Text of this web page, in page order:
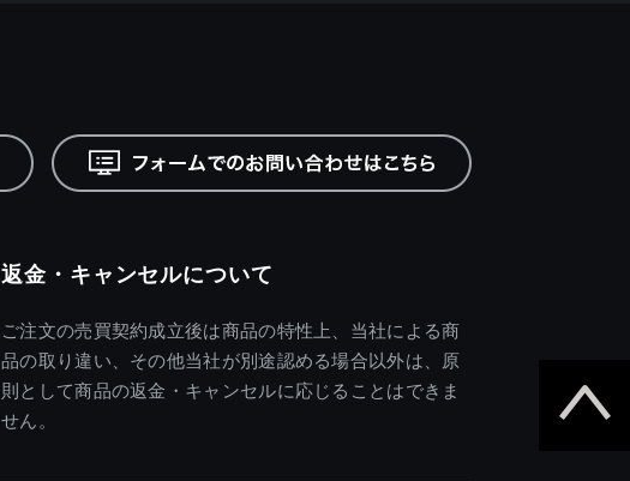
返金・キャンセルについて
ご注文の売買契約成立後は商品の特性上、当社による商
品の取り違い、その他当社が別途認める場合以外は、原
則として商品の返金・キャンセルに応じることはできま
せん。